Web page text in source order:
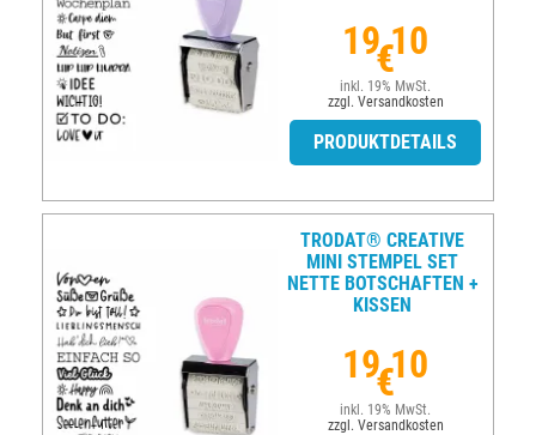
19,10
€
inkl. 19% MwSt.
zzgl. Versandkosten
PRODUKTDETAILS
TRODAT® CREATIVE
MINI STEMPEL SET
NETTE BOTSCHAFTEN +
KISSEN
19,10
€
inkl. 19% MwSt.
zzgl. Versandkosten